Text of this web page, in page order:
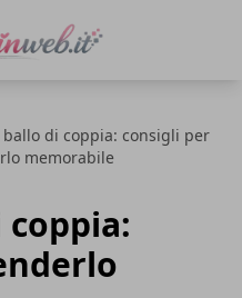
ballo di coppia: consigli per
memorabile